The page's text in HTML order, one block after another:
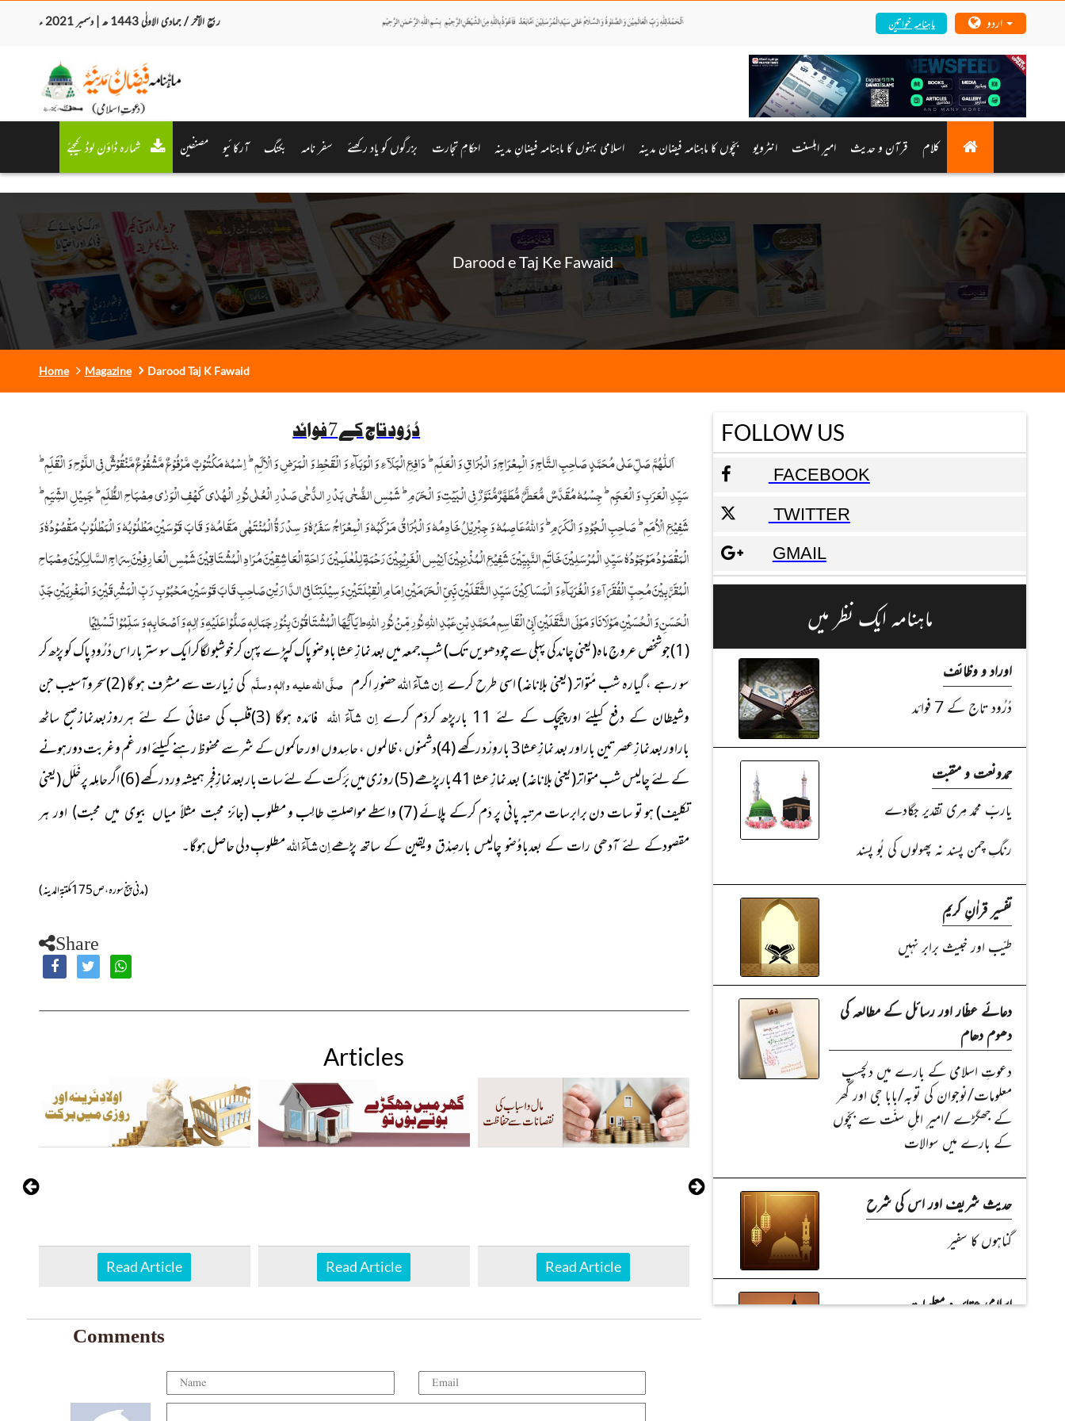
ربیع الآخر / جمادی الاولٰی 1443 ھ | دسمبر 2021 ء ماہنامہ خواتین
کلام قرآن و حدیث امیرِ اہلسنت انٹرویو بچّوں کا ماہنامہ فیضان مدینہ اسلامی بہنوں کا ماہنامہ فیضانِ مدینہ احکامِ تجارت بزرگوں کو یاد رکھئے سفر نامہ بکنگ آرکائیو مصنفین شمارہ ڈاؤن لوڈ کیجئے
Darood e Taj Ke Fawaid
Home Magazine Darood Taj K Fawaid
دُرُود تاج کے 7 فوائد
اَللّٰہُمَّ صَلِّ عَلٰی مُحَمَّدٍ صَاحِبِ التَّاجِ وَ الْمِعْرَاجِ وَ الْبُرَاقِ وَ الْعَلَمِطدَافِعِ الْبَلَآءِ وَ الْوَبَآءِ وَ الْقَحْطِ وَ الْمَرَضِ وَ الْاَلَمِطاِسْمُہٗ مَکْتُوْبٌ مَّرْفُوْعٌ مَّشْفُوْعٌ مَّنْقُوْشٌ فِی اللَّوْحِ وَ الْقَلَمِط
سَیِّدِ الْعَرَبِ وَ الْعَجَمِطجِسْمُہٗ مُقَدَّسٌ مُّعَطَّرٌ مُّطَہَّرٌ مُّنَوَّرٌ فِی الْبَیْتِ وَ الْحَرَمِطشَمْسِ الضُّحٰی بَدْرِ الدُّجٰی صَدْرِ الْعُلٰی نُوْرِ الْہُدٰی کَہْفِ الْوَرٰی مِصْبَاحِ الظُّلَمِطجَمِیْلِ الشِّیَمِط
شَفِیْعِ الْاُمَمِطصَاحِبِ الْجُوْدِ وَ الْکَرَمِطوَاللّٰہُ عَاصِمُہٗ وَ جِبْرِیْلُ خَادِمُہٗ وَ الْبُرَاقُ مَرْکَبُہٗ وَ الْمِعْرَاجُ سَفَرُہٗ وَ سِدْرَۃُ الْمُنْتَہٰی مَقَامُہٗ وَ قَابَ قَوْسَیْنِ مَطْلُوْبُہٗ وَ الْمَطْلُوْبُ مَقْصُوْدُہٗ وَ
الْمَقْصَوْدُ مَوْجَوْدُہٗ سَیِّدِ الْمُرْسَلِیْنَ خَاتَمِ النَّبِیِّیْنَ شَفِیْعِ الْمُذْنِبِیْنَ اَنِیْسِ الْغَرِیْبِیْنَ رَحْمَۃٍ لِلْعٰلَمِیْنَ رَاحَۃِ الْعَاشِقِیْنَ مُرَادِ الْمُشْتَاقِیْنَ شَمْسِ الْعَارِفِیْنَ سِرَاجِ السَّالِکِیْنَ مِصْبَاحِ
الْمُقَرَّبِیْنَ مُحِبِّ الْفُقَرَآءِ وَ الْغُرَبَآءِ وَ الْمَسَاکِیْنَ سَیِّدِ الثَّقَلَیْنِ نَبِیِّ الْحَرَمَیْنِ اِمَامِ الْقِبْلَتَیْنِ وَسِیْلَتِنَا فِیْ الدَّارَیْنِ صَاحِبِ قَابَ قَوْسَیْنِ مَحْبُوْبِ رَبِّ الْمَشْرِقَیْنِ وَ الْمَغْرِبَیْنِ جَدِّ
الْحَسَنِ وَ الْحُسَیْنِ مَوْلَانَا وَ مَوْلَی الثَّقَلَیْنِ اَبِیْ الْقَاسِمِ مُحَمَّدِ بْنِ عَبْدِ اللّٰہِ نُوْرِ مِّنْ نُوْرِ اللّٰہِ ط یَآ یُّہَا الْمُشْتَاقُوْنَ بِنُوْرِ جَمَالِہٖ صَلُّوْا عَلَیْہِ وَ اٰلِہٖ وَ اَصْحَابِہٖ وَ سَلِّمُوْا تَسْلِیْمًا
(1)جوشخص عروجِ ماہ(یعنی چاندکی پہلی سے چودھویں تک) شبِ جمعہ میں بعد نمازِ عشا باوضو پاک کپڑے پہن کرخوشبو لگاکرایک سو
ستر بار اس دُرُودِ پاک کو پڑھ کر
سو رہے ، گیارہ شب مُتواتر(یعنی بلاناغہ) اسی طرح کرےاِن شآءَ اللہحضورِ اکرم صلَّی اللہ علیہ واٰلہٖ وسلَّم
کی زِیارت سے مشرَّف ہو گا (2)سحروآسیب جن
وشیطان کے دفع کیلئے اورچیچک کے لئے 11 بارپڑھ کردَم کرے
اِن شآءَ اللہ فائدہ ہوگا (3)قلْب کی صفائی
کے لئے ہرروزبعدنمازصبح ساٹھ
باراوربعدنمازِعصرتین باراور بعد نمازِعشا3 باروِرْد رکھے (4)دشمنوں ، ظالموں ، حاسِدوں اور حاکموں
کے شرسے محفوظ رہنے کیلئے اور غم وغربت دورہونے
کے لئے چالیس شب متواتر(یعنی بلاناغہ) بعد نمازِ عشا 41 بارپڑھے (5) روزی میں بَرَکت کے لئے سات باربعدنمازِفجر ہمیشہ وِرد رکھے (6) اگرحامِلہ پرخَلَل (یعنی
تکلیف) ہو تو سات دن برابرسات مرتبہ پانی پر دَم کرکے پلائے (7) واسطے مواصلتِ طالِب و مطلوب
(جائز محبت مثلاً میاں بیوی میں محبت) اور ہر
مقصودکے لئے آدھی رات کے بعدباوُضو چالیس بارصِدْق ویقین کے ساتھ پڑھےاِن شآءَ اللہمطلوبِ دلی حاصل ہوگا۔
(مدنی پنج سورہ ، ص175 مکتبۃ المدینہ )
Share
Articles
Read Article Read Article Read Article Read Article
Comments
FOLLOW US
FACEBOOK
TWITTER
GMAIL
ماہنامہ ایک نظر میں
اوراد و وظائف
دُرُود تاج کے 7 فوائد
حمدونعت و منقبت
یاربِّ محمد مِری تقدیر جگادے
رنگِ چمن پسند نہ پھولوں کی بُو پسند
تفسیر قراٰنِ کریم
طیّب اور خبیث برابر نہیں
دعائے عطّار اور رسائل کے مطالعہ کی
دھوم دھام
دعوتِ اسلامی کے بارے میں دلچسپ
معلومات/نوجوان کی توبہ/بابا جی اور گھر
کے جھگڑے /امیرِ اہلِ سنّت سے بچّوں
کے بارے میں سوالات
حدیث شریف اور اس کی شرح
گناہوں کا سفیر
اسلامی عقائد و معلومات